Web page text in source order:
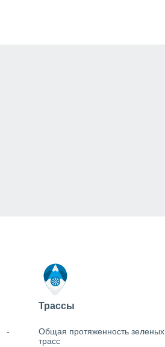
-
Трассы
Общая протяженность зеленых
трасс